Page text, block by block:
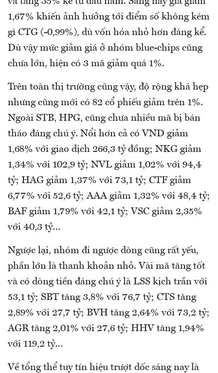
1,67% khiến ảnh hưởng tới điểm số không kém
gì CTG (-0,99%), dù vốn hóa nhỏ hơn đáng kể.
Dù vậy mức giảm giá ở nhóm blue-chips cũng
chưa lớn, hiện có 3 mã giảm quá 1%.
Trên toàn thị trường cũng vậy, độ rộng khá hẹp
nhưng cũng mới có 82 cổ phiếu giảm trên 1%.
Ngoài STB, HPG, cũng chưa nhiều mã bị bán
tháo đáng chú ý. Nổi hơn cả có VND giảm
1,68% với giao dịch 266,3 tỷ đồng; NKG giảm
1,34% với 102,9 tỷ; NVL giảm 1,02% với 94,4
tỷ; HAG giảm 1,37% với 73,1 tỷ; CTF giảm
6,77% với 52,6 tỷ; AAA giảm 1,32% với 48,4 tỷ;
BAF giảm 1,79% với 42,1 tỷ; VSC giảm 2,35%
với 40,3 tỷ…
Ngược lại, nhóm đi ngược dòng cũng rất yếu,
phần lớn là thanh khoản nhỏ. Vài mã tăng tốt
và có dòng tiền đáng chú ý là LSS kịch trần với
53,1 tỷ; SBT tăng 3,8% với 76,7 tỷ; CTS tăng
2,89% với 27,7 tỷ; BVH tăng 2,64% với 73,2 tỷ;
AGR tăng 2,01% với 27,6 tỷ; HHV tăng 1,94%
với 119,2 tỷ…
Về tổng thể tuy tín hiệu trượt dốc sáng nay là